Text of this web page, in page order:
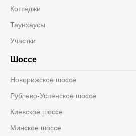
Коттеджи
Таунхаусы
Участки
Шоссе
Новорижское шоссе
Рублево-Успенское шоссе
Киевское шоссе
Минское шоссе